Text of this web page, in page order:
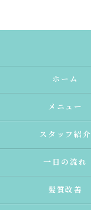
ホーム
メニュー
スタッフ紹介
一日の流れ
髪質改善